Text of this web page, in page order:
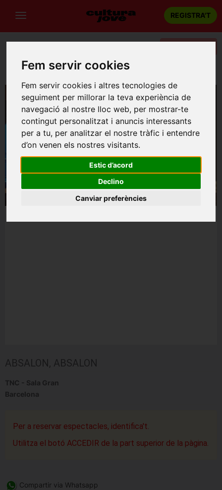
Fem servir cookies
Fem servir cookies i altres tecnologies de
seguiment per millorar la teva experiència de
navegació al nostre lloc web, per mostrar-te
contingut personalitzat i anuncis interessants
per a tu, per analitzar el nostre tràfic i entendre
d’on venen els nostres visitants.
Estic d’acord
Declino
Canviar preferències
REGISTRA'T
Portada Teatre Barcelona Absalon, Absalon
ABSALON, ABSALON
TNC - Sala Gran
Barcelona
Per a reservar espectacles, identifica't.
Utilitza el botó ACCEDIR de la part superior de la pàgina.
Compartir via Whatsapp